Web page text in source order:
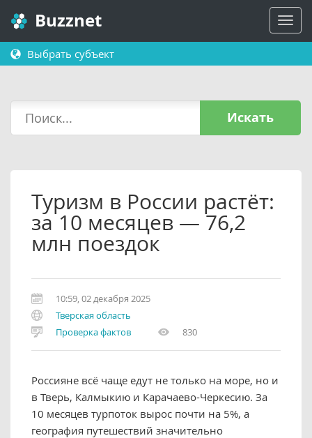
Buzznet
Выбрать субъект
Искать
Туризм в России растёт:
за 10 месяцев — 76,2
млн поездок
10:59, 02 декабря 2025
Тверская область
Проверка фактов
830
Россияне всё чаще едут не только на море, но и
в Тверь, Калмыкию и Карачаево-Черкесию. За
10 месяцев турпоток вырос почти на 5%, а
география путешествий значительно